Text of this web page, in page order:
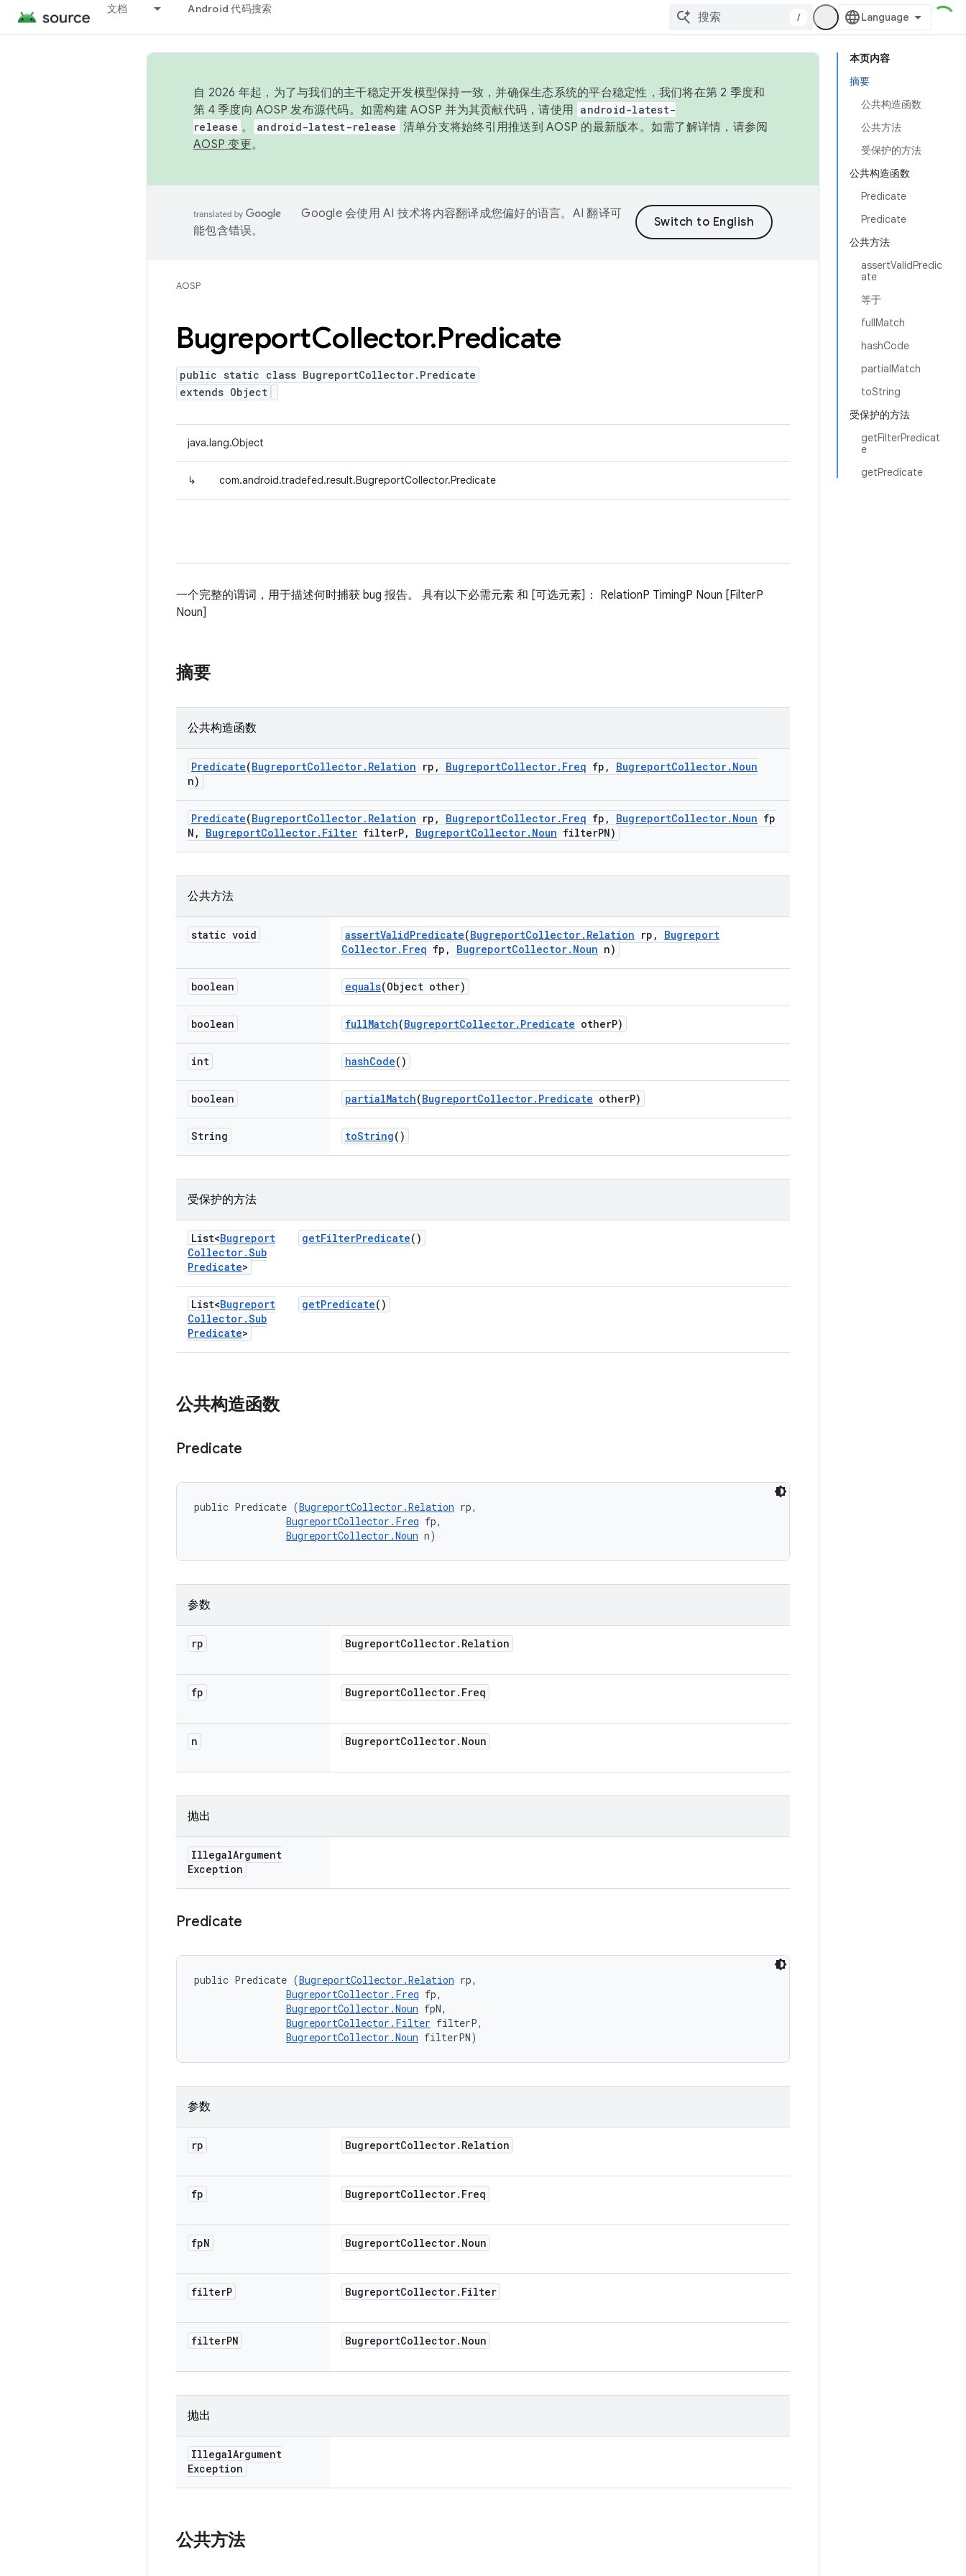
文档 Android 代码搜索
/
本页内容
摘要
公共构造函数
公共方法
受保护的方法
公共构造函数
Predicate
Predicate
公共方法
assertValidPredic
ate
等于
fullMatch
hashCode
partialMatch
toString
受保护的方法
getFilterPredicat
e
getPredicate
自 2026 年起，为了与我们的主干稳定开发模型保持一致，并确保生态系统的平台稳定性，我们将在第 2 季度和
第 4 季度向 AOSP 发布源代码。如需构建 AOSP 并为其贡献代码，请使用 android-latest-
release 。 android-latest-release 清单分支将始终引用推送到 AOSP 的最新版本。如需了解详情，请参阅
AOSP 变更。
Google 会使用 AI 技术将内容翻译成您偏好的语言。AI 翻译可
能包含错误。
AOSP
BugreportCollector.Predicate
public static class BugreportCollector.Predicate
extends Object
java.lang.Object
↳ com.android.tradefed.result.BugreportCollector.Predicate
一个完整的谓词，用于描述何时捕获 bug 报告。 具有以下必需元素 和 [可选元素]： RelationP TimingP Noun [FilterP
Noun]
摘要
公共构造函数
Predicate(BugreportCollector. Relation rp , BugreportCollector. Freq fp , BugreportCollector. Noun
n)
Predicate(BugreportCollector. Relation rp , BugreportCollector. Freq fp , BugreportCollector. Noun fp
N , BugreportCollector. Filter filterP, BugreportCollector. Noun filterPN)
公共方法
static void assertValidPredicate(BugreportCollector. Relation rp ,
Bugreport
Collector. Freq fp , BugreportCollector. Noun n)
boolean equals(Object other)
boolean fullMatch(BugreportCollector. Predicate otherP)
int hashCode()
boolean partialMatch(BugreportCollector. Predicate otherP)
String toString()
受保护的方法
List<Bugreport
Collector.Sub
Predicate>
getFilterPredicate()
List<Bugreport
Collector.Sub
Predicate>
getPredicate()
公共构造函数
Predicate
public Predicate (BugreportCollector.Relation rp,
BugreportCollector.Freq fp,
BugreportCollector.Noun n)
参数
rp BugreportCollector. Relation
fp BugreportCollector. Freq
n BugreportCollector. Noun
抛出
IllegalArgument
Exception
Predicate
public Predicate (BugreportCollector.Relation rp,
BugreportCollector.Freq fp,
BugreportCollector.Noun fpN,
BugreportCollector.Filter filterP,
BugreportCollector.Noun filterPN)
参数
rp BugreportCollector. Relation
fp BugreportCollector. Freq
fpN BugreportCollector. Noun
filterP BugreportCollector. Filter
filterPN BugreportCollector. Noun
抛出
IllegalArgument
Exception
公共方法